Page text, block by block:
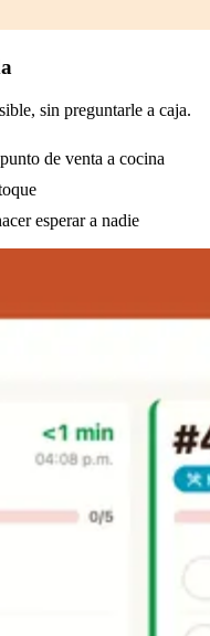
sin preguntarle a caja.
de venta a cocina
esperar a nadie